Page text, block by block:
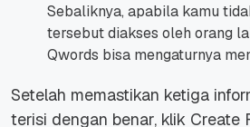
Sebaliknya, apabila kamu
tersebut diakses oleh orang
Qwords bisa mengaturnya
Setelah memastikan ketiga
terisi dengan benar, klik Create